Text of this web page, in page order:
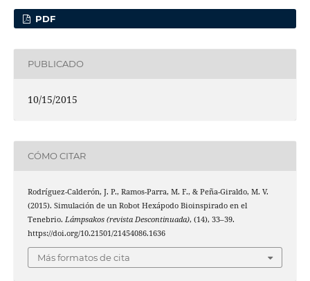
PDF
PUBLICADO
10/15/2015
CÓMO CITAR
Rodríguez-Calderón, J. P., Ramos-Parra, M. F., & Peña-Giraldo, M. V.
(2015). Simulación de un Robot Hexápodo Bioinspirado en el
Tenebrio. Lámpsakos (revista Descontinuada), (14), 33–39.
https://doi.org/10.21501/21454086.1636
Más formatos de cita